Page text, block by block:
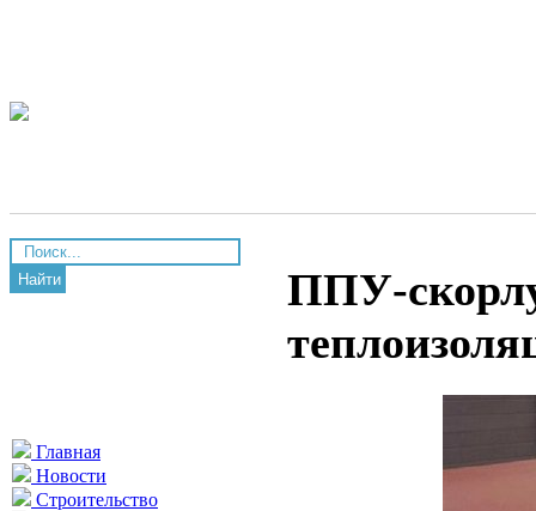
Найти
Главная
Новости
Строительство
ППУ-